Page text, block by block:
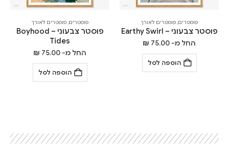
פוסטרים,פוסטרים לאורך
פוסטר צבעוני – Earthy Swirl
החל מ- ₪ 75.00
הוספה לסל
פוסטרים,פוסטרים לאורך
פוסטר צבעוני – Boyhood
Tides
החל מ- ₪ 75.00
הוספה לסל